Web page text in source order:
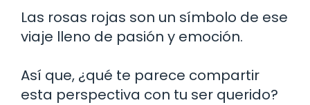
Las rosas rojas son un símbolo de ese
viaje lleno de pasión y emoción.
Así que, ¿qué te parece compartir
esta perspectiva con tu ser querido?